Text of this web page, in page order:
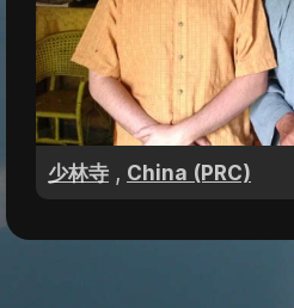
少林寺 , China (PRC)